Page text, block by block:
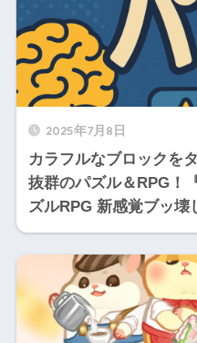
2025年7月8日
カラフルなブロックを
抜群のパズル＆RPG！
ズルRPG 新感覚ブッ壊